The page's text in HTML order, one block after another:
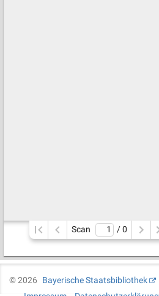
Scan / 0
©2026
Bayerische Staatsbibliothek